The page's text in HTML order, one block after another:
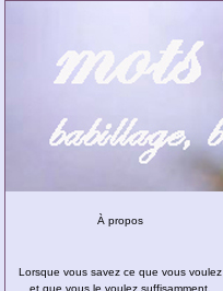
À propos
Lorsque vous savez ce que vous voulez
et que vous le voulez suffisamment,